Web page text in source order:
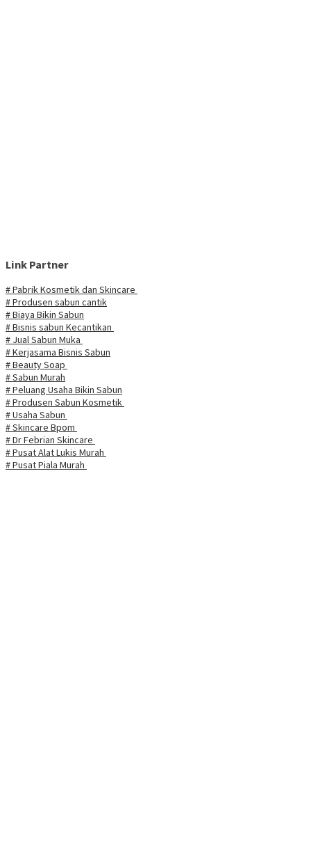
Link Partner
# Pabrik Kosmetik dan Skincare
# Produsen sabun cantik
# Biaya Bikin Sabun
# Bisnis sabun Kecantikan
# Jual Sabun Muka
# Kerjasama Bisnis Sabun
# Beauty Soap
# Sabun Murah
# Peluang Usaha Bikin Sabun
# Produsen Sabun Kosmetik
# Usaha Sabun
# Skincare Bpom
# Dr Febrian Skincare
# Pusat Alat Lukis Murah
# Pusat Piala Murah